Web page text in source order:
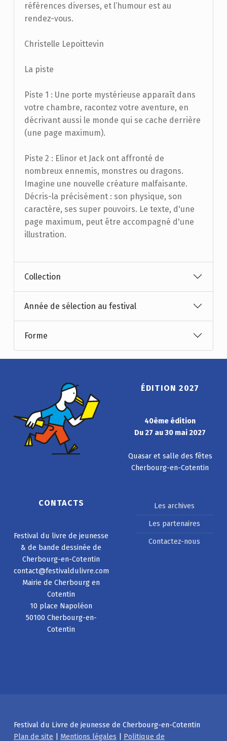
références diverses, et l’humour est au
rendez-vous.
Christelle Lepoittevin
La piste
Piste 1 : Une porte mystérieuse apparaît dans
votre chambre, racontez votre aventure, en
décrivant aussi le monde qui se cache derrière
(une page maximum).
Piste 2 : Elinor et Jack ont affronté de
nombreux ennemis, monstres ou dragons.
Imagine une nouvelle créature malfaisante.
Décris-la précisément : son physique, son
caractère, ses super pouvoirs. Le texte, d'une
page maximum, peut être accompagné d'une
illustration.
Collection
Année de sélection au festival
Forme
ÉDITION 2027
40ème édition
Du 27 au 30 mai 2027
Quasar et salle des fêtes
Cherbourg-en-Cotentin
CONTACTS
Festival du livre de jeunesse
& de bande dessinée de
Cherbourg-en-Cotentin
contact@festivaldulivre.com
Mairie de Cherbourg en
Cotentin
10 place Napoléon
50100 Cherbourg-en-
Cotentin
Les archives
Les partenaires
Contactez-nous
Festival du Livre de jeunesse de Cherbourg-en-Cotentin
Plan de site | Mentions légales | Politique de